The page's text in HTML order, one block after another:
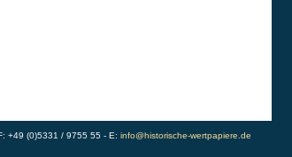
+49 (0)5331 / 9755 55 - E: info@historische-wertpapiere.de